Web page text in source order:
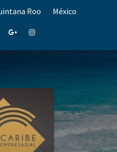
Roo México
Google+Instagram